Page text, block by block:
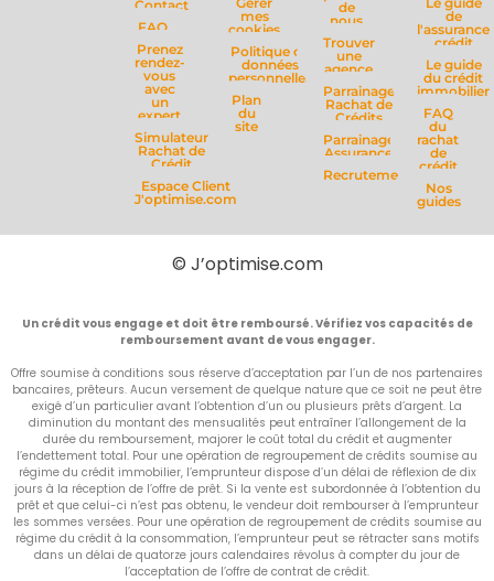
Contact
FAQ
Prenez
rendez-
vous
avec
un
expert
Simulateur
Rachat de
Crédit
Espace Client
J'optimise.com
mes
cookies
Politique de
données
personnelles
Plan
du
site
de
nous
Trouver
une
agence
Parrainage
Rachat de
Crédits
Parrainage
Assurance
Recrutement
de
l'assurance
crédit
Le guide
du crédit
immobilier
FAQ
du
rachat
de
crédit
Nos
guides
© J’optimise.com
Un crédit vous engage et doit être remboursé. Vérifiez vos capacités de
remboursement avant de vous engager.
Offre soumise à conditions sous réserve d’acceptation par l’un de nos partenaires
bancaires, prêteurs. Aucun versement de quelque nature que ce soit ne peut être
exigé d’un particulier avant l’obtention d’un ou plusieurs prêts d’argent. La
diminution du montant des mensualités peut entraîner l’allongement de la
durée du remboursement, majorer le coût total du crédit et augmenter
l’endettement total. Pour une opération de regroupement de crédits soumise au
régime du crédit immobilier, l’emprunteur dispose d’un délai de réflexion de dix
jours à la réception de l’offre de prêt. Si la vente est subordonnée à l’obtention du
prêt et que celui-ci n’est pas obtenu, le vendeur doit rembourser à l’emprunteur
les sommes versées. Pour une opération de regroupement de crédits soumise au
régime du crédit à la consommation, l’emprunteur peut se rétracter sans motifs
dans un délai de quatorze jours calendaires révolus à compter du jour de
l’acceptation de l’offre de contrat de crédit.